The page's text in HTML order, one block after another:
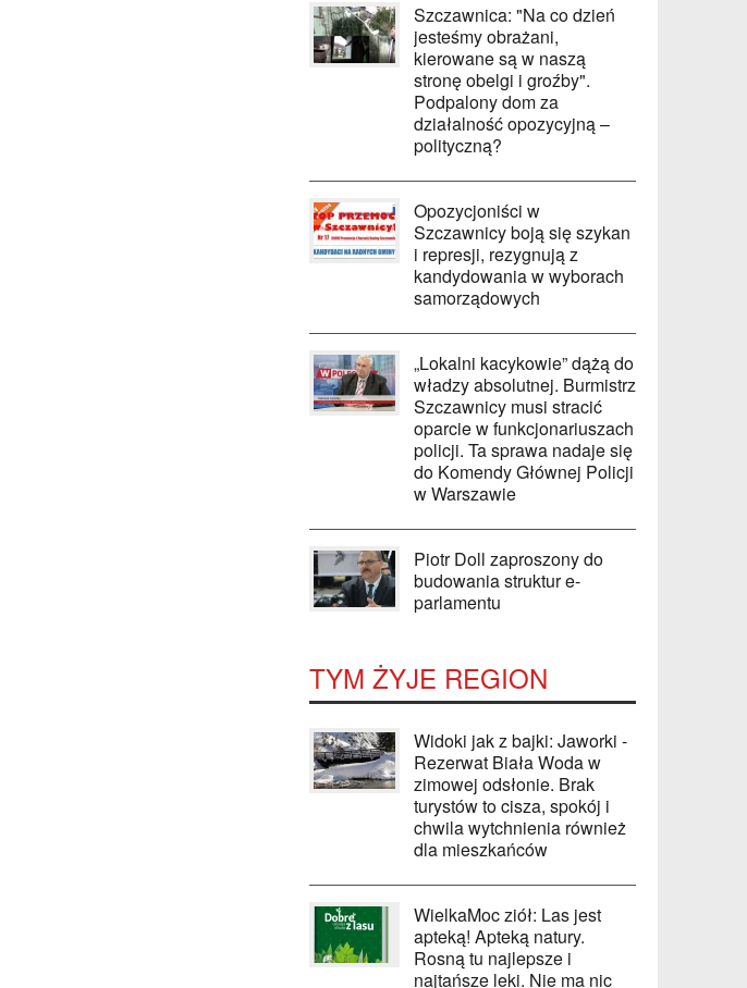
Szczawnica: "Na co dzień
jesteśmy obrażani,
kierowane są w naszą
stronę obelgi i groźby".
Podpalony dom za
działalność opozycyjną –
polityczną?
Opozycjoniści w
Szczawnicy boją się szykan
i represji, rezygnują z
kandydowania w wyborach
samorządowych
„Lokalni kacykowie” dążą do
władzy absolutnej. Burmistrz
Szczawnicy musi stracić
oparcie w funkcjonariuszach
policji. Ta sprawa nadaje się
do Komendy Głównej Policji
w Warszawie
Piotr Doll zaproszony do
budowania struktur e-
parlamentu
TYM ŻYJE REGION
Widoki jak z bajki: Jaworki -
Rezerwat Biała Woda w
zimowej odsłonie. Brak
turystów to cisza, spokój i
chwila wytchnienia również
dla mieszkańców
WielkaMoc ziół: Las jest
apteką! Apteką natury.
Rosną tu najlepsze i
najtańsze leki. Nie ma nic